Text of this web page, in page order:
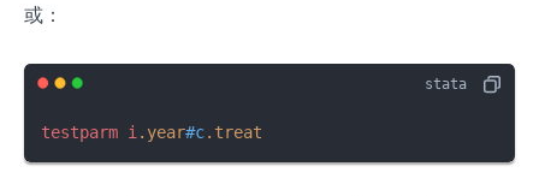
或：
testparm i .year#c.treat